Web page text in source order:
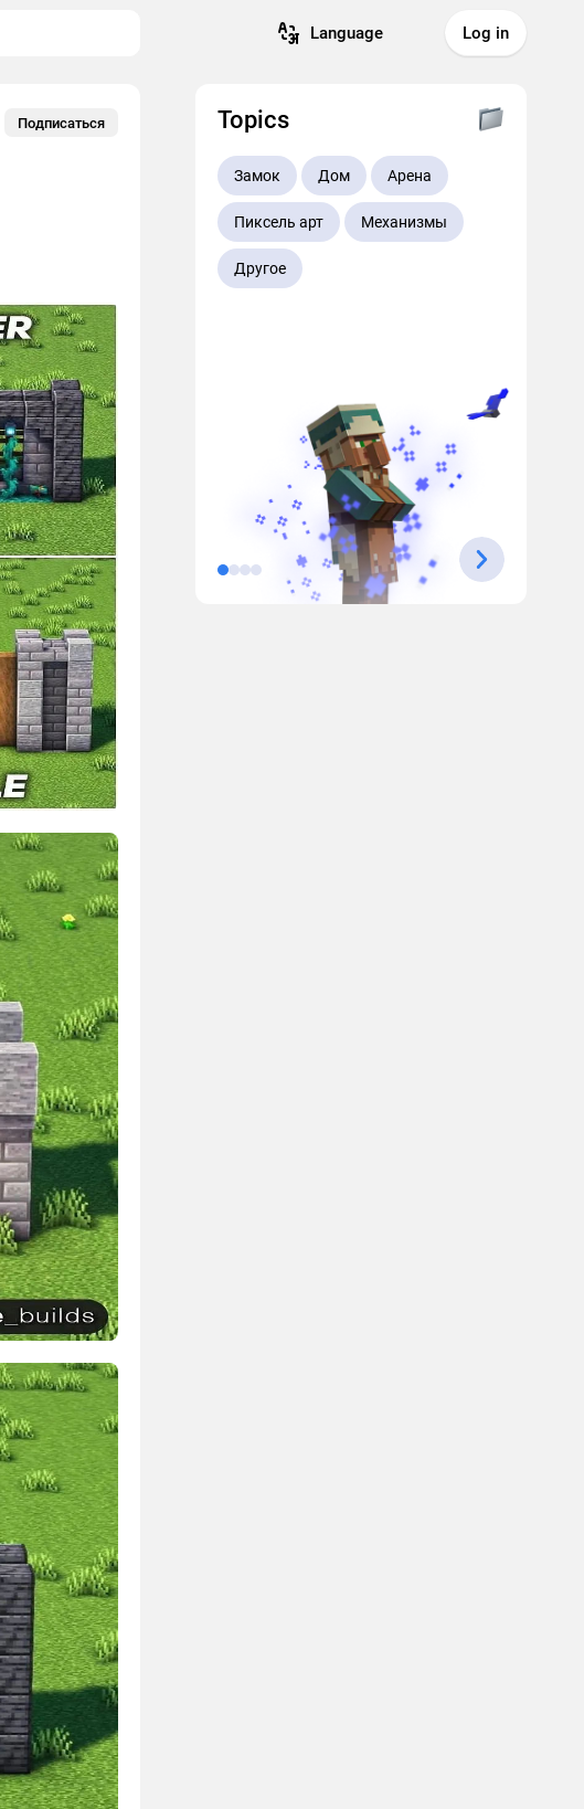
Language Log in
Подписаться Topics
Замок Дом Арена
Пиксель арт Механизмы
Другое